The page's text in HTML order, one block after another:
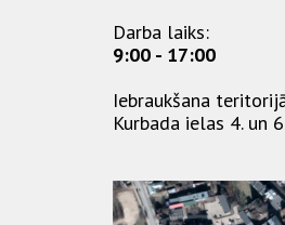
Darba laiks:
9:00 - 17:00
Iebraukšana
Kurbada ielas 4. un